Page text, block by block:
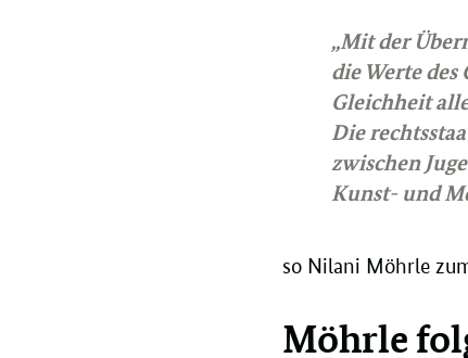
„Mit der
die Werte
Gleichheit
Die
zwischen
Kunst- und
so Nilani Möhrle
Möhrle